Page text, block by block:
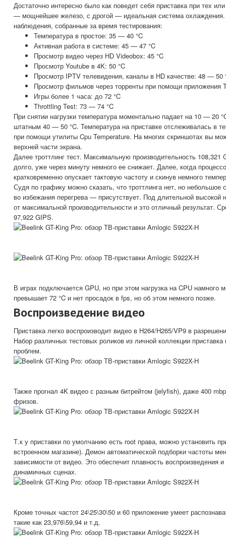
Достаточно интересно было как поведет себя приставка при тех
— мощнейшее железо, с дрогой — идеальная система
наблюдения, собранные за время тестирования:
Температура в простое: 35 — 40 °C
Активная работа в системе: 45 — 47 °C
Просмотр видео через HD Videobox: 45 °C
Просмотр Youtube в 4K: 50 °C
Просмотр IPTV телевидения, каналы в HD качестве: 48 — 50
Просмотр фильмов через торренты при помощи приложения
Игры более 1 часа: до 72 °C
Throttling Test: 73 — 74 °C
При снятии нагрузки температура моментально падает на 10 — 20
штатным 40 — 50 °C. Температура на приставке отслеживалась в
при помощи утилиты Cpu Temperature. На многих скриншотах вы
верхней части экрана.
Далее троттлинг тест. Максимальную производительность 108,321
долго, уже через минуту немного ее снижает. Далее, когда
кратковременно опускает тактовую частоту и скинув немного
Судя по графику можно сказать, что троттлинга нет, но небольшое
во избежания перегрева — присутствует. Под длительной высокой
от максимальной производительности и это отличный результат.
97,922 GIPS.
В играх подключается GPU, но при этом нагрузка на CPU намного
превышает 72 °C и нет просадок в fps, но об этом немного позже.
Воспроизведение видео
Приставка легко воспроизводит видео в H264/H265/VP9 в
Набор различных тестовых роликов из личной коллекции
проблем.
Также прогнал 4K видео с разным битрейтом (jelyfish), даже 400
фризов.
Т.к у приставки по умолчанию есть root права, можно установить
встроенном магазине). Демон автоматической подборки частоты
зависимости от видео. Это обеспечит плавность воспроизведения
динамичных сценах.
Кроме точных частот 24\25\30\50 и 60 приложение умеет
такие как 23,976\59,94 и т.д.